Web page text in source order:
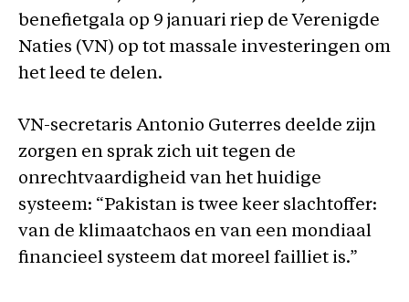
benefietgala op 9 januari riep de Verenigde
Naties (VN) op tot massale investeringen om
het leed te delen.
VN-secretaris Antonio Guterres deelde zijn
zorgen en sprak zich uit tegen de
onrechtvaardigheid van het huidige
systeem: “Pakistan is twee keer slachtoffer:
van de klimaatchaos en van een mondiaal
financieel systeem dat moreel failliet is.”